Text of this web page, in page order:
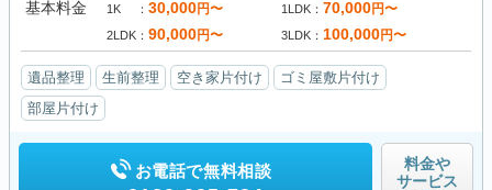
基本料金 1K 30,000円〜 1LDK 70,000円〜
2LDK 90,000円〜 3LDK 100,000円〜
遺品整理 生前整理 空き家片付け
ゴミ屋敷片付け
部屋片付け
お電話で無料相談
料金や
サービス